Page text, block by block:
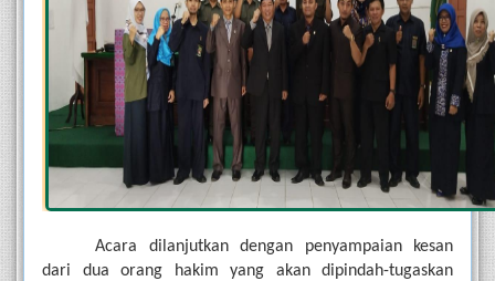
Acara dilanjutkan dengan penyampaian kesan
dari dua orang hakim yang akan dipindah-tugaskan